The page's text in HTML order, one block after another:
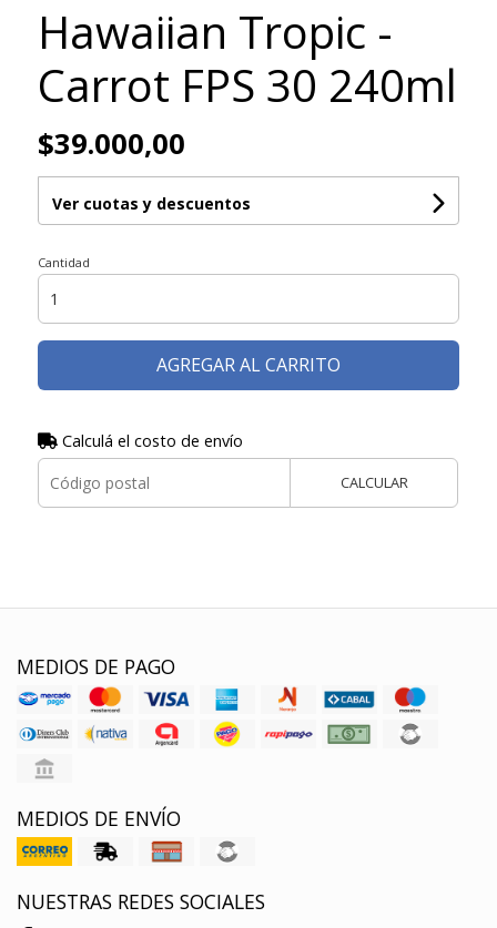
Hawaiian Tropic -
Carrot FPS 30 240ml
$39.000,00
Ver cuotas y descuentos
Cantidad
AGREGAR AL CARRITO
Calculá el costo de envío
CALCULAR
MEDIOS DE PAGO
MEDIOS DE ENVÍO
NUESTRAS REDES SOCIALES